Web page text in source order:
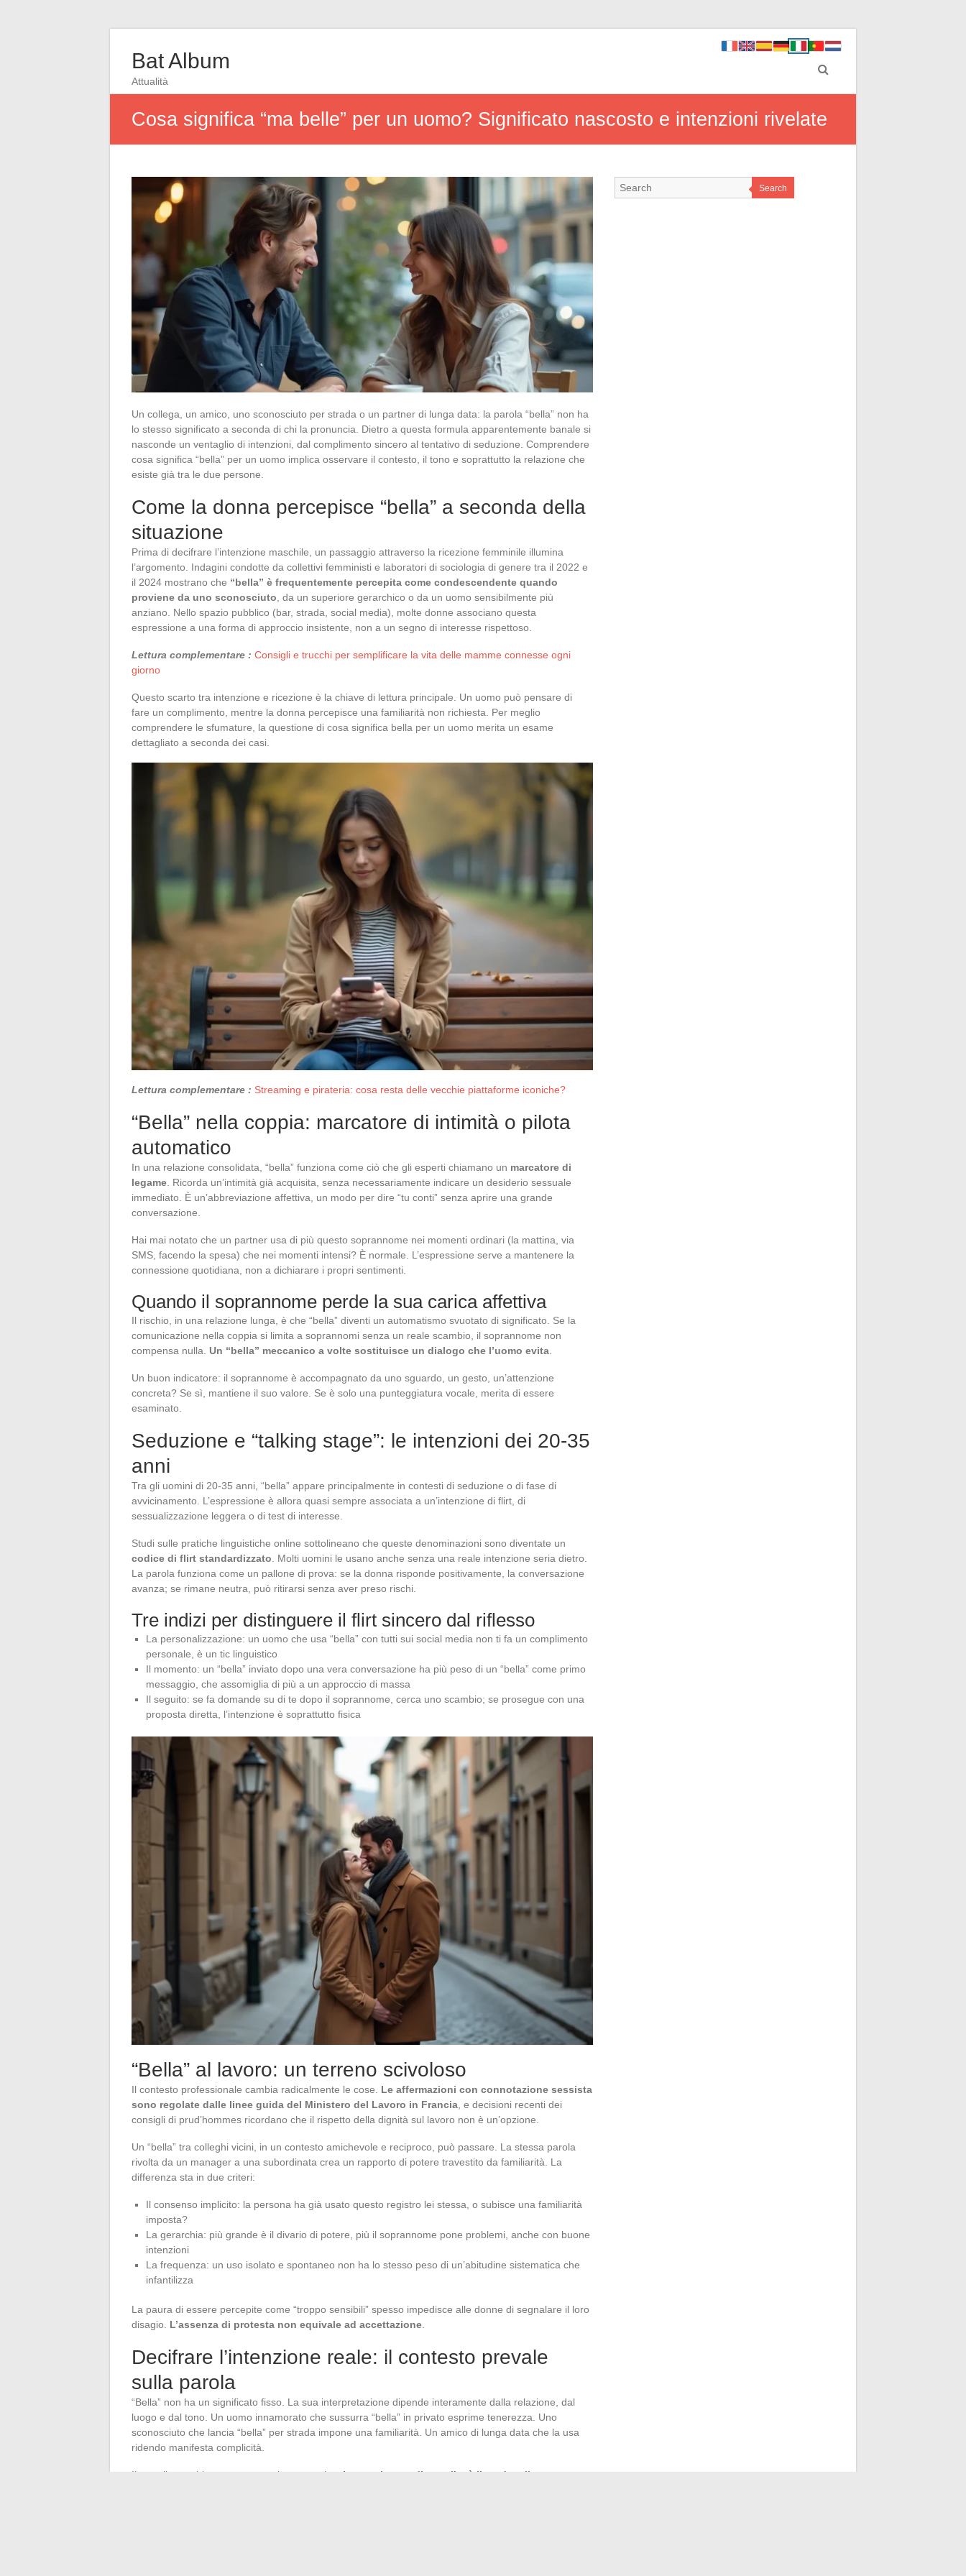
Bat Album
Attualità
Cosa significa “ma belle” per un uomo? Significato nascosto e intenzioni rivelate
Un collega, un amico, uno sconosciuto per strada o un partner di lunga data: la parola “bella” non ha
lo stesso significato a seconda di chi la pronuncia. Dietro a questa formula apparentemente banale si
nasconde un ventaglio di intenzioni, dal complimento sincero al tentativo di seduzione. Comprendere
cosa significa “bella” per un uomo implica osservare il contesto, il tono e soprattutto la relazione che
esiste già tra le due persone.
Come la donna percepisce “bella” a seconda della
situazione
Prima di decifrare l’intenzione maschile, un passaggio attraverso la ricezione femminile illumina
l’argomento. Indagini condotte da collettivi femministi e laboratori di sociologia di genere tra il 2022 e
il 2024 mostrano che “bella” è frequentemente percepita come condescendente quando
proviene da uno sconosciuto , da un superiore gerarchico o da un uomo sensibilmente più
anziano. Nello spazio pubblico (bar, strada, social media), molte donne associano questa
espressione a una forma di approccio insistente, non a un segno di interesse rispettoso.
Lettura complementare : Consigli e trucchi per semplificare la vita delle mamme connesse ogni
giorno
Questo scarto tra intenzione e ricezione è la chiave di lettura principale. Un uomo può pensare di
fare un complimento, mentre la donna percepisce una familiarità non richiesta. Per meglio
comprendere le sfumature, la questione di cosa significa bella per un uomo merita un esame
dettagliato a seconda dei casi.
Lettura complementare : Streaming e pirateria: cosa resta delle vecchie piattaforme iconiche?
“Bella” nella coppia: marcatore di intimità o pilota
automatico
In una relazione consolidata, “bella” funziona come ciò che gli esperti chiamano un marcatore di
legame. Ricorda un’intimità già acquisita, senza necessariamente indicare un desiderio sessuale
immediato. È un’abbreviazione affettiva, un modo per dire “tu conti” senza aprire una grande
conversazione.
Hai mai notato che un partner usa di più questo soprannome nei momenti ordinari (la mattina, via
SMS, facendo la spesa) che nei momenti intensi? È normale. L’espressione serve a mantenere la
connessione quotidiana, non a dichiarare i propri sentimenti.
Quando il soprannome perde la sua carica affettiva
Il rischio, in una relazione lunga, è che “bella” diventi un automatismo svuotato di significato. Se la
comunicazione nella coppia si limita a soprannomi senza un reale scambio, il soprannome non
compensa nulla. Un “bella” meccanico a volte sostituisce un dialogo che l’uomo evita.
Un buon indicatore: il soprannome è accompagnato da uno sguardo, un gesto, un’attenzione
concreta? Se sì, mantiene il suo valore. Se è solo una punteggiatura vocale, merita di essere
esaminato.
Seduzione e “talking stage”: le intenzioni dei 20-35
anni
Tra gli uomini di 20-35 anni, “bella” appare principalmente in contesti di seduzione o di fase di
avvicinamento. L’espressione è allora quasi sempre associata a un’intenzione di flirt, di
sessualizzazione leggera o di test di interesse.
Studi sulle pratiche linguistiche online sottolineano che queste denominazioni sono diventate un
codice di flirt standardizzato. Molti uomini le usano anche senza una reale intenzione seria dietro.
La parola funziona come un pallone di prova: se la donna risponde positivamente, la conversazione
avanza; se rimane neutra, può ritirarsi senza aver preso rischi.
Tre indizi per distinguere il flirt sincero dal riflesso
La personalizzazione: un uomo che usa “bella” con tutti sui social media non ti fa un complimento
personale, è un tic linguistico
Il momento: un “bella” inviato dopo una vera conversazione ha più peso di un “bella” come primo
messaggio, che assomiglia di più a un approccio di massa
Il seguito: se fa domande su di te dopo il soprannome, cerca uno scambio; se prosegue con una
proposta diretta, l’intenzione è soprattutto fisica
“Bella” al lavoro: un terreno scivoloso
Il contesto professionale cambia radicalmente le cose. Le affermazioni con connotazione sessista
sono regolate dalle linee guida del Ministero del Lavoro in Francia , e decisioni recenti dei
consigli di prud’hommes ricordano che il rispetto della dignità sul lavoro non è un’opzione.
Un “bella” tra colleghi vicini, in un contesto amichevole e reciproco, può passare. La stessa parola
rivolta da un manager a una subordinata crea un rapporto di potere travestito da familiarità. La
differenza sta in due criteri:
Il consenso implicito: la persona ha già usato questo registro lei stessa, o subisce una familiarità
imposta?
La gerarchia: più grande è il divario di potere, più il soprannome pone problemi, anche con buone
intenzioni
La frequenza: un uso isolato e spontaneo non ha lo stesso peso di un’abitudine sistematica che
infantilizza
La paura di essere percepite come “troppo sensibili” spesso impedisce alle donne di segnalare il loro
disagio. L’assenza di protesta non equivale ad accettazione
Decifrare l’intenzione reale: il contesto prevale
sulla parola
“Bella” non ha un significato fisso. La sua interpretazione dipende interamente dalla relazione, dal
luogo e dal tono. Un uomo innamorato che sussurra “bella” in privato esprime tenerezza. Uno
sconosciuto che lancia “bella” per strada impone una familiarità. Un amico di lunga data che la usa
ridendo manifesta complicità.
Il tranello sarebbe cercare una risposta unica. La parola non dice nulla, è il modo e il momento a
Search